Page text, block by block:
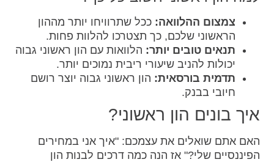
צמצום ההלוואה: ככל שתרוויחו יותר מההון
הראשוני שלכם, כך תצטרכו להלוות פחות.
תנאים טובים יותר: הלוואות עם הון ראשוני גבוה
יכולות להניב שיעורי ריבית נמוכים יותר.
תדמית בורסאית: הון ראשוני גבוה יוצר רושם
חיובי בבנק.
איך בונים הון ראשוני?
האם אתם שואלים את עצמכם: "איך אני במחירים
הפיננסיים שלי?" אז הנה כמה דרכים לבנות הון